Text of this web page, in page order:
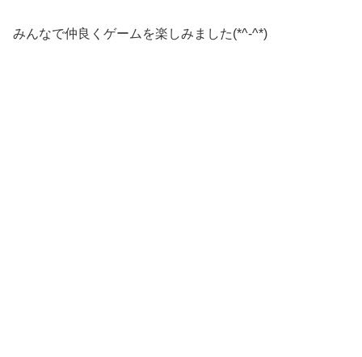
みんなで仲良くゲームを楽しみました(*^-^*)